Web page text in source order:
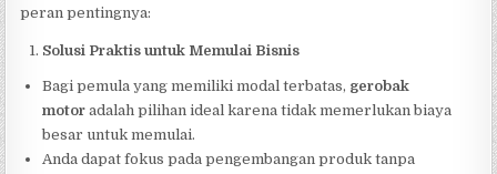
peran pentingnya:
Solusi Praktis untuk Memulai Bisnis
Bagi pemula yang memiliki modal terbatas, gerobak
motoradalah pilihan ideal karena tidak memerlukan biaya
besar untuk memulai.
Anda dapat fokus pada pengembangan produk tanpa